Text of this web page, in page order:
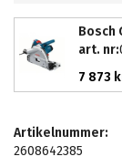
Bosch
art. nr:
7 873
Artikelnummer:
2608642385